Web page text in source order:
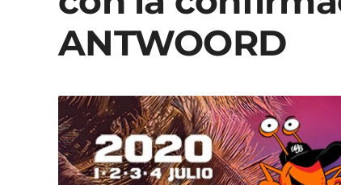
ANTWOORD